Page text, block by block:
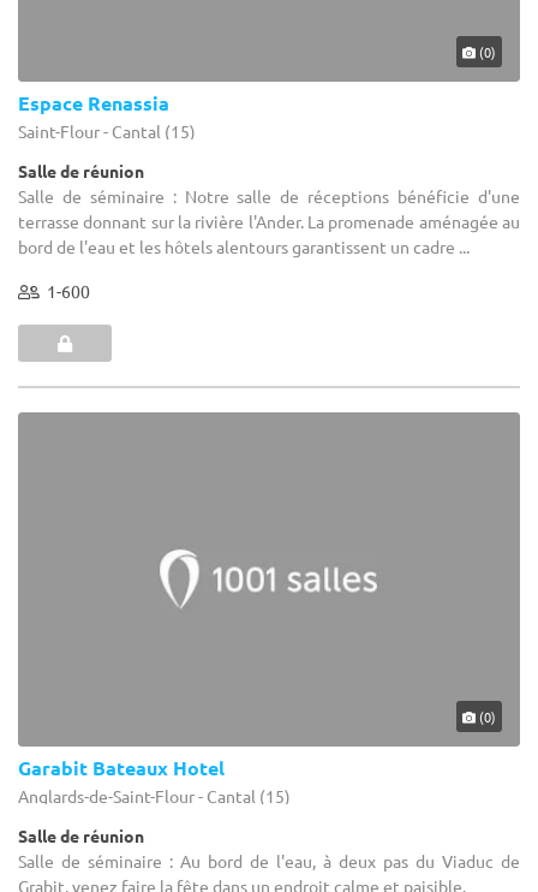
(0)
Espace Renassia
Saint-Flour - Cantal (15)
Salle de réunion
Salle de séminaire : Notre salle de réceptions bénéficie d'une
terrasse donnant sur la rivière l'Ander. La promenade aménagée au
bord de l'eau et les hôtels alentours garantissent un cadre ...
1-600
(0)
Garabit Bateaux Hotel
Anglards-de-Saint-Flour - Cantal (15)
Salle de réunion
Salle de séminaire : Au bord de l'eau, à deux pas du Viaduc de
Grabit, venez faire la fête dans un endroit calme et paisible.